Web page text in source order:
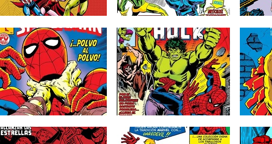
▶ ▶
reseñas
04.04.24
RESEÑAS: PETER
PARKER, EL
ESPECTACULAR
SPIDERMAN: OMNIGOLD
2: «¡… POLVO AL POLVO!»
(1978-1980)
Segundo volumen recopilatorio del tercer
título protagonizado por el superhéroe
más...
▶
16.01.24
RESEÑAS: MARVEL
TEAM-UP: OMNIGOLD 3:
«¡PESADILLA EN NUEVO
MÉXICO!» (1976-1977)
Tercer tomo recopilatorio de la colección
con héroe invitado por excelencia,...
▶
21.11.23
100%
1984)
Desde su
Capitán
06.07.23 08.06.23 04.05.23